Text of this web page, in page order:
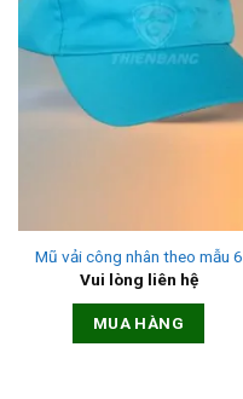
Mũ vải công nhân theo mẫu 6
Vui lòng liên hệ
MUA HÀNG